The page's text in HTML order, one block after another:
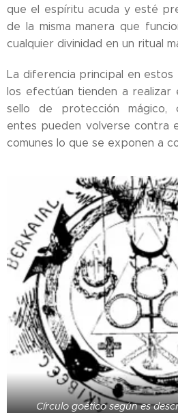
que el espíritu acuda y esté
de la misma manera que
cualquier divinidad en un ritual
La diferencia principal en estos
los efectúan tienden a realizar
sello de protección mágico,
entes pueden volverse contra
comunes lo que se exponen a
Círculo goético según es